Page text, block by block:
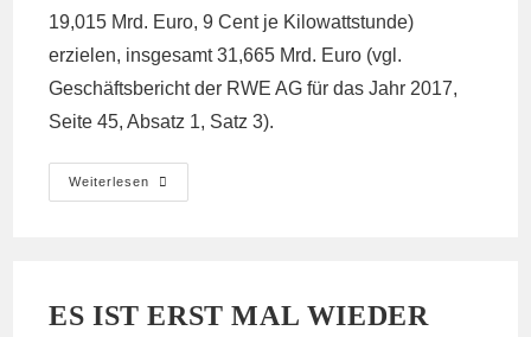
19,015 Mrd. Euro, 9 Cent je Kilowattstunde)
erzielen, insgesamt 31,665 Mrd. Euro (vgl.
Geschäftsbericht der RWE AG für das Jahr 2017,
Seite 45, Absatz 1, Satz 3).
Weiterlesen
6,5
Mrd.
Überhöhte
ES IST ERST MAL WIEDER